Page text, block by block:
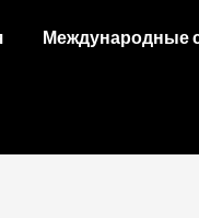
Международные